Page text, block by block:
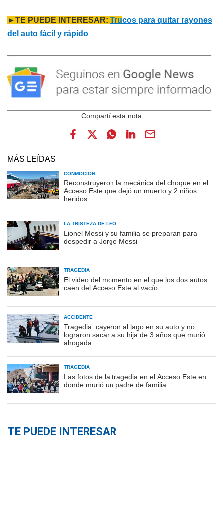
►TE PUEDE INTERESAR: Trucos para quitar rayones
del auto fácil y rápido
MÁS LEÍDAS
CONMOCIÓN
Reconstruyeron la mecánica del choque en el
Acceso Este que dejó un muerto y 2 niños
heridos
LA TRISTEZA DE LEO
Lionel Messi y su familia se preparan para
despedir a Jorge Messi
TRAGEDIA
El video del momento en el que los dos autos
caen del Acceso Este al vacío
ACCIDENTE
Tragedia: cayeron al lago en su auto y no
lograron sacar a su hija de 3 años que murió
ahogada
TRAGEDIA
Las fotos de la tragedia en el Acceso Este en
donde murió un padre de familia
TE PUEDE INTERESAR